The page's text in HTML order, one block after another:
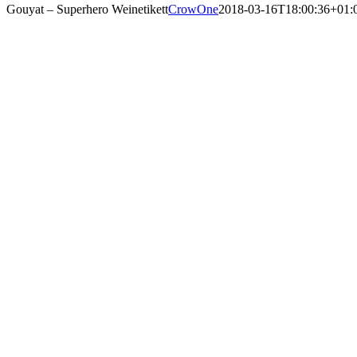
Gouyat – Superhero WeinetikettCrowOne2018-03-